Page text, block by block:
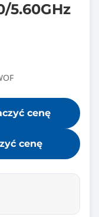
5.60GHz
cenę
cenę